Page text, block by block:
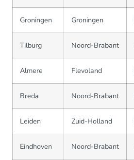
Groningen Groningen
Tilburg Noord-Brabant
Almere Flevoland
Breda Noord-Brabant
Leiden Zuid-Holland
Eindhoven Noord-Brabant